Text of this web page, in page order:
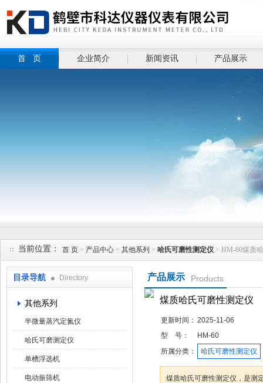
首 页 企业简介 新闻资讯 产品展示
当前位置： 首 页 > 产品中心 > 其他系列 > 哈氏可磨性测定仪 > HM-60煤质
目录导航 Directory
其他系列
半微量蒸汽定氮仪
哈氏可磨测定仪
单槽浮选机
电动振筛机
产品展示 Products
煤质哈氏可磨性测定仪
更新时间： 2025-11-06
型 号：
HM-60
所属分类：
哈氏可磨性测定仪
煤质哈氏可磨性测定仪，是测